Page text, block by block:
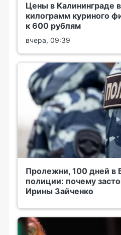
Цены в Калининграде в
килограмм куриного
к 600 рублям
вчера, 09:39
Пролежни, 100 дней в
полиции: почему
Ирины Зайченко